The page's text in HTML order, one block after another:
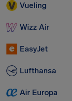
Vueling
Wizz Air
EasyJet
Lufthansa
Air Europa